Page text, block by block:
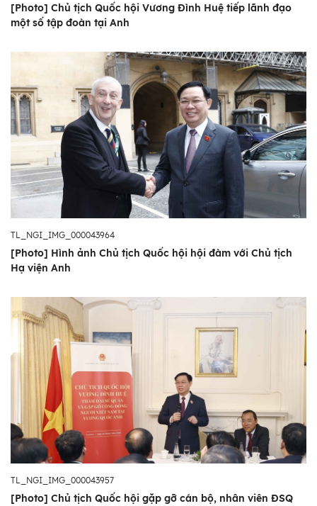
[Photo] Chủ tịch Quốc hội Vương Đình Huệ tiếp lãnh đạo
một số tập đoàn tại Anh
TL_NGI_IMG_000043964
[Photo] Hình ảnh Chủ tịch Quốc hội hội đàm với Chủ tịch
Hạ viện Anh
TL_NGI_IMG_000043957
[Photo] Chủ tịch Quốc hội gặp gỡ cán bộ, nhân viên ĐSQ